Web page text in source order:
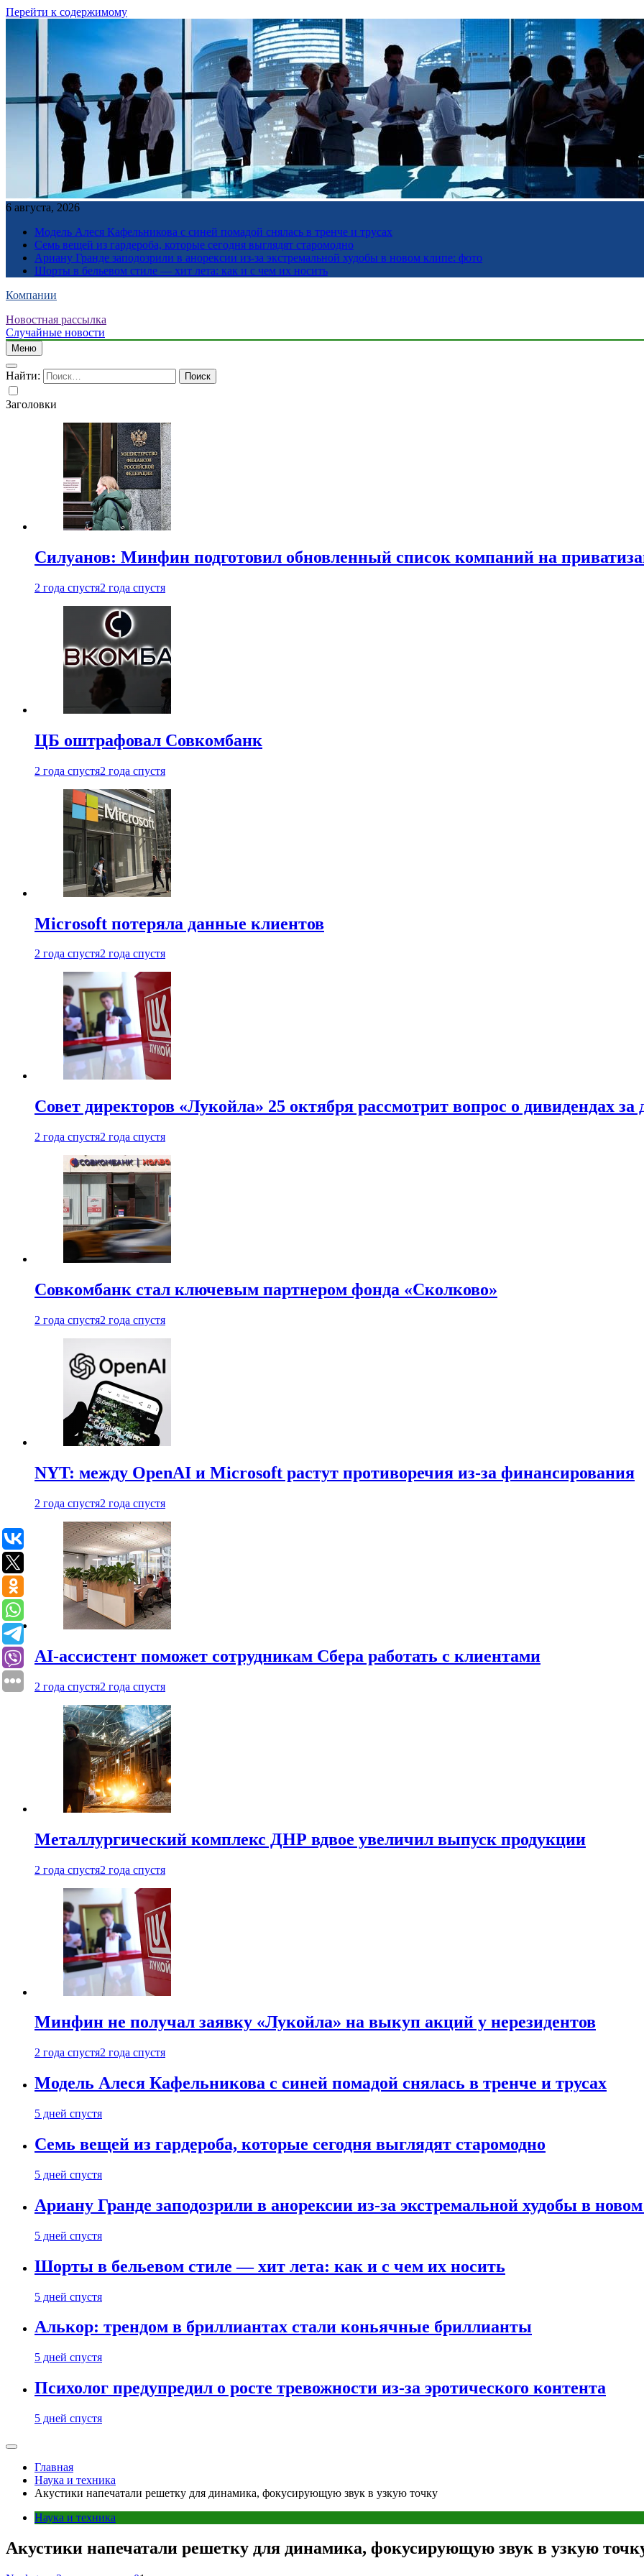
Перейти к содержимому
6 августа, 2026
Модель Алеся Кафельникова с синей помадой снялась в тренче и трусах
Семь вещей из гардероба, которые сегодня выглядят старомодно
Ариану Гранде заподозрили в анорексии из-за экстремальной худобы в новом клипе: фото
Шорты в бельевом стиле — хит лета: как и с чем их носить
Компании
Новостная рассылка
Случайные новости
Меню
Найти:
Заголовки
Силуанов: Минфин подготовил обновленный список компаний на
2 года спустя2 года спустя
ЦБ оштрафовал Совкомбанк
2 года спустя2 года спустя
Microsoft потеряла данные клиентов
2 года спустя2 года спустя
Совет директоров «Лукойла» 25 октября рассмотрит вопрос о дивидендах за
2 года спустя2 года спустя
Совкомбанк стал ключевым партнером фонда «Сколково»
2 года спустя2 года спустя
NYT: между OpenAI и Microsoft растут противоречия из-за финансирования
2 года спустя2 года спустя
AI-ассистент поможет сотрудникам Сбера работать с клиентами
2 года спустя2 года спустя
Металлургический комплекс ДНР вдвое увеличил выпуск продукции
2 года спустя2 года спустя
Минфин не получал заявку «Лукойла» на выкуп акций у нерезидентов
2 года спустя2 года спустя
Модель Алеся Кафельникова с синей помадой снялась в тренче и трусах
5 дней спустя
Семь вещей из гардероба, которые сегодня выглядят старомодно
5 дней спустя
Ариану Гранде заподозрили в анорексии из-за экстремальной худобы в
5 дней спустя
Шорты в бельевом стиле — хит лета: как и с чем их носить
5 дней спустя
Алькор: трендом в бриллиантах стали коньячные бриллианты
5 дней спустя
Психолог предупредил о росте тревожности из-за эротического контента
5 дней спустя
Главная
Наука и техника
Акустики напечатали решетку для динамика, фокусирующую звук в узкую точку
Наука и техника
Акустики напечатали решетку для динамика, фокусирующую звук в узкую